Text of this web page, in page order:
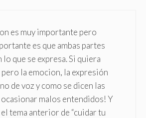
es muy importante pero
es que ambas partes
que se expresa. Si quiera
la emocion, la expresión
de voz y como se dicen las
ocasionar malos entendidos! Y
tema anterior de “cuidar tu